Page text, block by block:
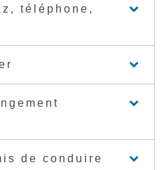
téléphone,
de conduire